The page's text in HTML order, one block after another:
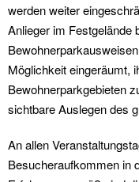
werden weiter
Anlieger im Festgelände
Möglichkeit eingeräumt,
Bewohnerparkgebieten
sichtbare Auslegen des
An allen
Besucheraufkommen in